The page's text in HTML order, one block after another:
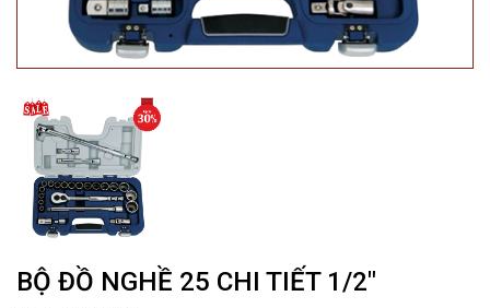
BỘ ĐỒ NGHỀ 25 CHI TIẾT 1/2″